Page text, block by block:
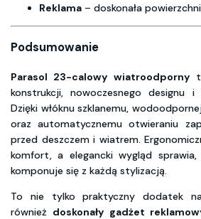
Reklama – doskonała
Podsumowanie
Parasol 23-calowy wiatroodporny
konstrukcji, nowoczesnego designu i
Dzięki włóknu szklanemu,
oraz automatycznemu otwieraniu
przed deszczem i wiatrem.
komfort, a elegancki wygląd
komponuje się z każdą stylizacją.
To nie tylko praktyczny dodatek
również doskonały gadżet